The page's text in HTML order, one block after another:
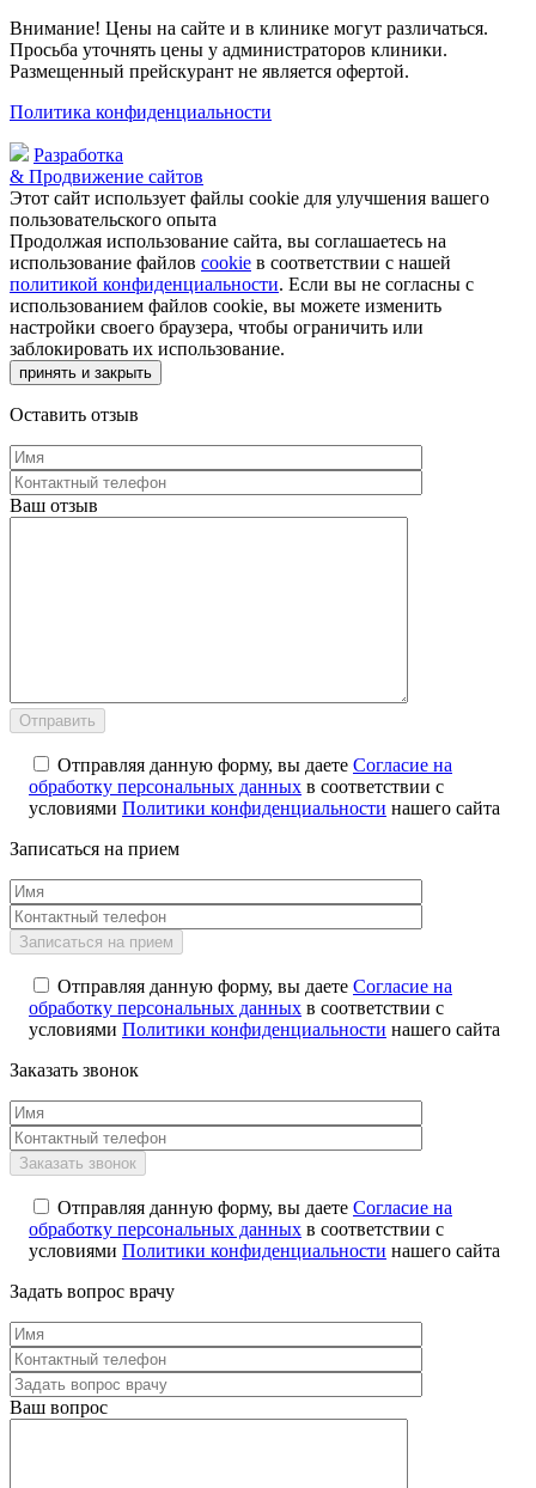
Внимание! Цены на сайте и в клинике могут различаться.
Просьба уточнять цены у администраторов клиники.
Размещенный прейскурант не является офертой.
Политика конфиденциальности
Разработка
& Продвижение сайтов
Этот сайт использует файлы cookie для улучшения вашего
пользовательского опыта
Продолжая использование сайта, вы соглашаетесь на
использование файлов cookie в соответствии с нашей
политикой конфиденциальности. Если вы не согласны с
использованием файлов cookie, вы можете изменить
настройки своего браузера, чтобы ограничить или
заблокировать их использование.
принять и закрыть
Оставить отзыв
Ваш отзыв
Отправляя данную форму, вы даете Согласие на
обработку персональных данных в соответствии с
условиями Политики конфиденциальности нашего сайта
Записаться на прием
Отправляя данную форму, вы даете Согласие на
обработку персональных данных в соответствии с
условиями Политики конфиденциальности нашего сайта
Заказать звонок
Отправляя данную форму, вы даете Согласие на
обработку персональных данных в соответствии с
условиями Политики конфиденциальности нашего сайта
Задать вопрос врачу
Ваш вопрос